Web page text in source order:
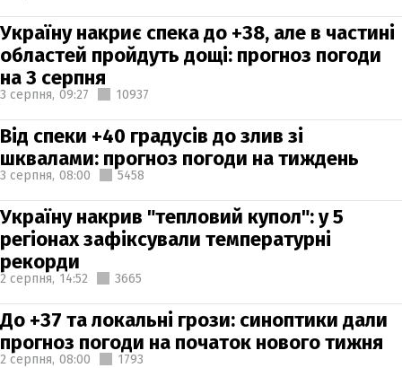
Україну накриє спека до +38, але в частині
областей пройдуть дощі: прогноз погоди
на 3 серпня
3 серпня, 09:27 10937
Від спеки +40 градусів до злив зі
шквалами: прогноз погоди на тиждень
3 серпня, 08:00 5458
Україну накрив "тепловий купол": у 5
регіонах зафіксували температурні
рекорди
2 серпня, 14:52 3665
До +37 та локальні грози: синоптики дали
прогноз погоди на початок нового тижня
2 серпня, 08:00 1793